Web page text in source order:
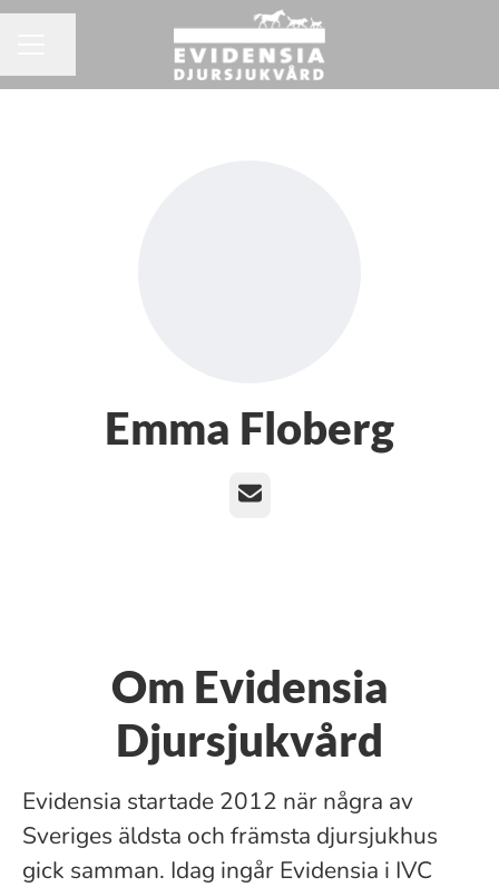
Emma Floberg
E-post
Om Evidensia
Djursjukvård
Evidensia startade 2012 när några av
Sveriges äldsta och främsta djursjukhus
gick samman. Idag ingår Evidensia i IVC